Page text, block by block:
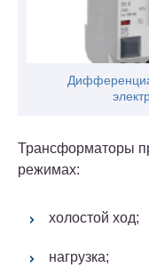
Трансформаторы
режимах:
холостой ход;
нагрузка;